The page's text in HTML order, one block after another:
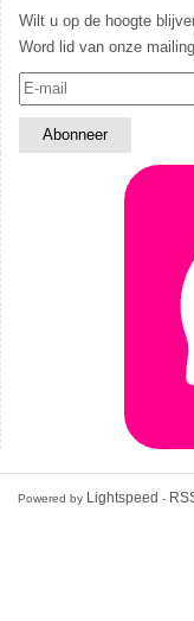
Wilt u op de hoogte
Word lid van onze
Powered by Lightspeed -